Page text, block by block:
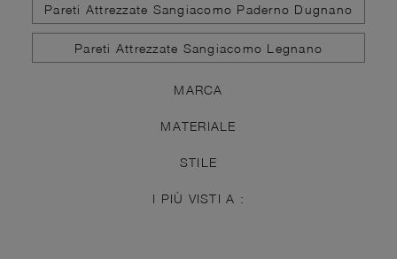
Pareti Attrezzate Sangiacomo Paderno Dugnano
Pareti Attrezzate Sangiacomo Legnano
MARCA
MATERIALE
STILE
I PIÙ VISTI A :